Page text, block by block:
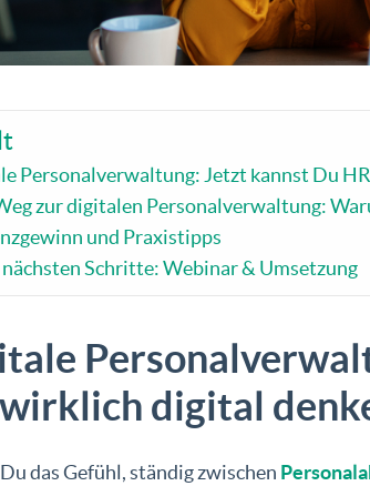
Personalverwaltung: Jetzt kannst Du
zur digitalen Personalverwaltung:
und Praxistipps
Schritte: Webinar & Umsetzung
digital
das Gefühl, ständig zwischen